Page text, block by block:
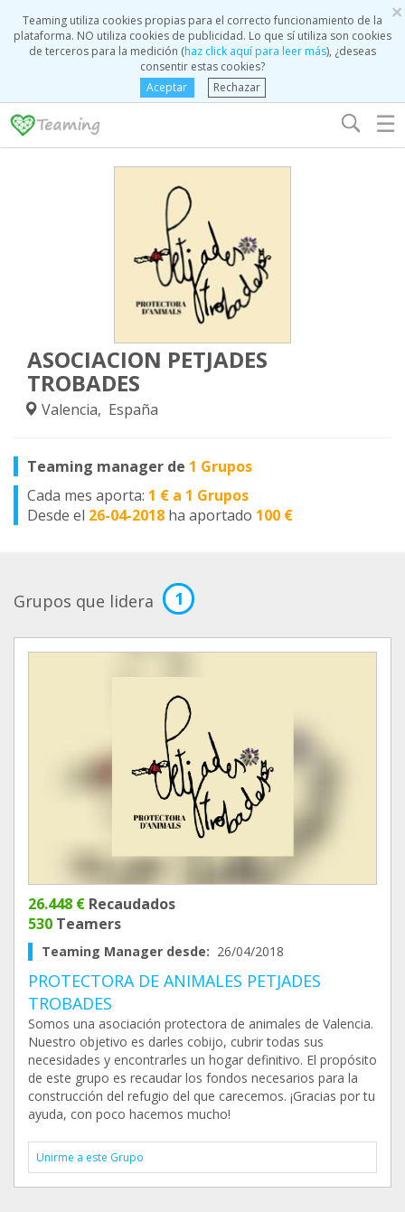
×
Teaming utiliza cookies propias para el correcto funcionamiento de la
plataforma. NO utiliza cookies de publicidad. Lo que sí utiliza son cookies
de terceros para la medición (haz click aquí para leer más), ¿deseas
consentir estas cookies?
Aceptar
Rechazar
☰
ASOCIACION PETJADES
TROBADES
Valencia, España
Teaming manager de 1 Grupos
Cada mes aporta: 1 € a 1 Grupos
Desde el 26-04-2018 ha aportado 100 €
Grupos que lidera 1
26.448 € Recaudados
530 Teamers
Teaming Manager desde: 26/04/2018
PROTECTORA DE ANIMALES PETJADES
TROBADES
Somos una asociación protectora de animales de Valencia.
Nuestro objetivo es darles cobijo, cubrir todas sus
necesidades y encontrarles un hogar definitivo. El propósito
de este grupo es recaudar los fondos necesarios para la
construcción del refugio del que carecemos. ¡Gracias por tu
ayuda, con poco hacemos mucho!
Unirme a este Grupo